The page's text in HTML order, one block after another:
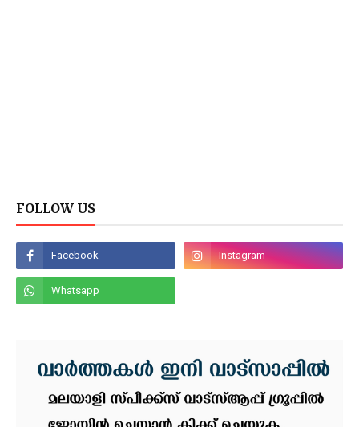
FOLLOW US